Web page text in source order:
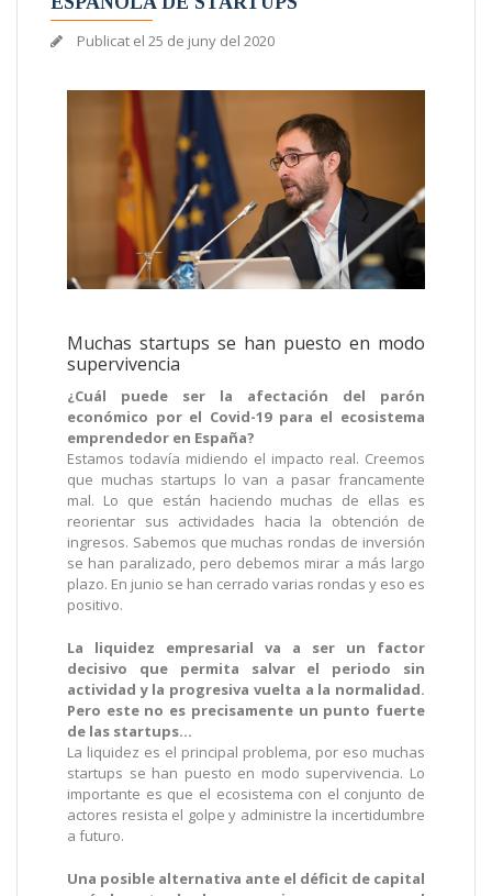
Publicat el 25 de juny del 2020
Muchas startups se han puesto en modo
supervivencia
¿Cuál puede ser la afectación del parón
económico por el Covid-19 para el ecosistema
emprendedor en España?
Estamos todavía midiendo el impacto real. Creemos
que muchas startups lo van a pasar francamente
mal. Lo que están haciendo muchas de ellas es
reorientar sus actividades hacia la obtención de
ingresos. Sabemos que muchas rondas de inversión
se han paralizado, pero debemos mirar a más largo
plazo. En junio se han cerrado varias rondas y eso es
positivo.
La liquidez empresarial va a ser un factor
decisivo que permita salvar el periodo sin
actividad y la progresiva vuelta a la normalidad.
Pero este no es precisamente un punto fuerte
de las startups…
La liquidez es el principal problema, por eso muchas
startups se han puesto en modo supervivencia. Lo
importante es que el ecosistema con el conjunto de
actores resista el golpe y administre la incertidumbre
a futuro.
Una posible alternativa ante el déficit de capital